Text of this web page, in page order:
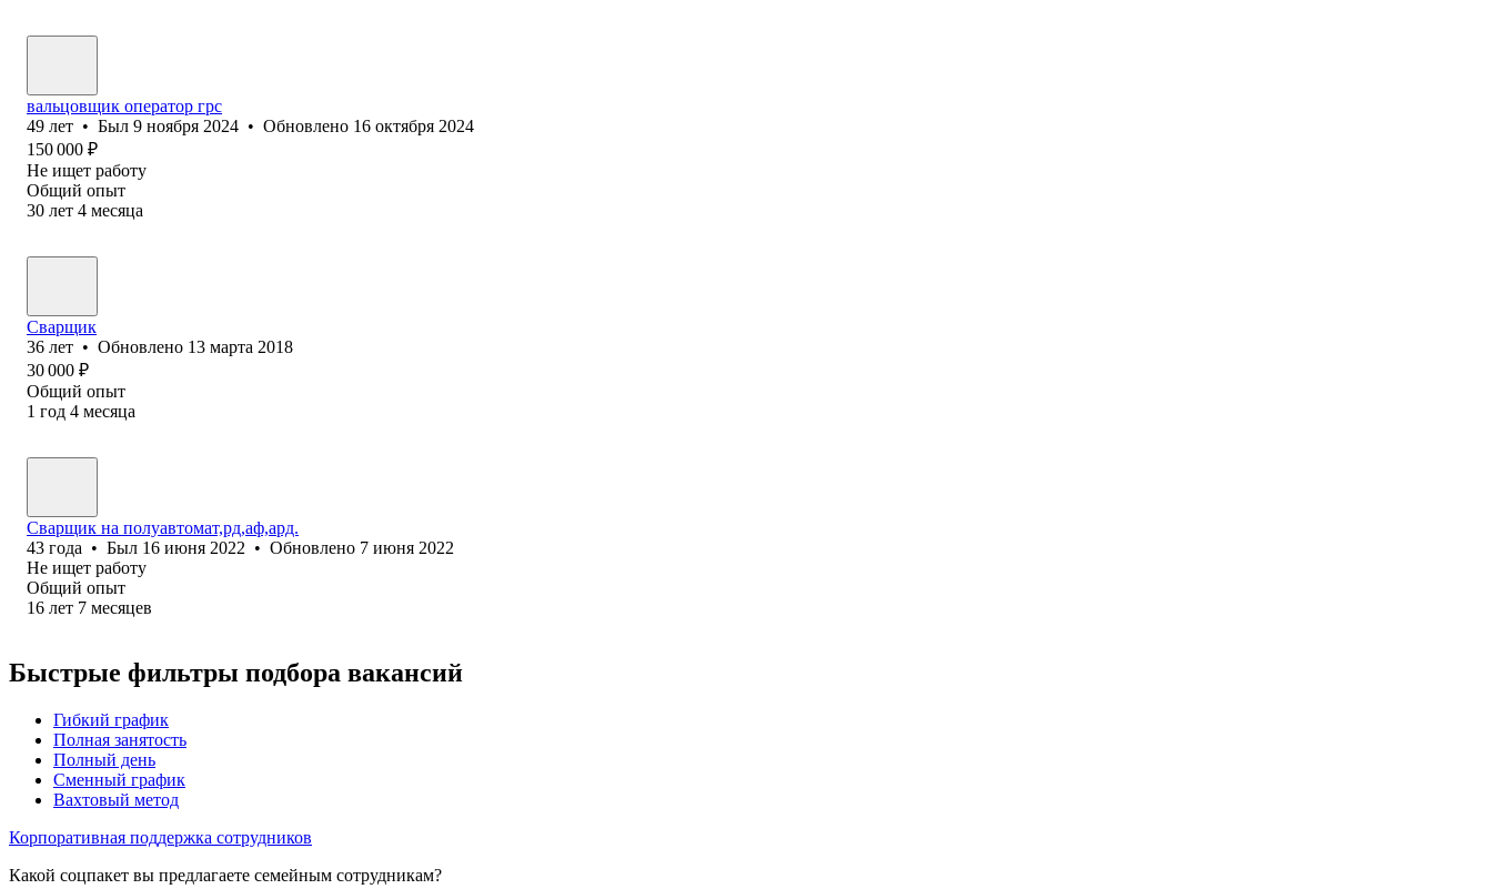
вальцовщик оператор грс
49 лет • Был 9 ноября 2024 • Обновлено 16 октября 2024
150 000 ₽
Не ищет работу
Общий опыт
30 лет 4 месяца
Сварщик
36 лет • Обновлено 13 марта 2018
30 000 ₽
Общий опыт
1 год 4 месяца
Сварщик на полуавтомат,рд,аф,ард.
43 года • Был 16 июня 2022 • Обновлено 7 июня 2022
Не ищет работу
Общий опыт
16 лет 7 месяцев
Быстрые фильтры подбора вакансий
Гибкий график
Полная занятость
Полный день
Сменный график
Вахтовый метод
Корпоративная поддержка сотрудников
Какой соцпакет вы предлагаете семейным сотрудникам?